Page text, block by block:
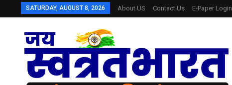
SATURDAY, AUGUST 8, 2026 About US Contact Us E-Paper Login